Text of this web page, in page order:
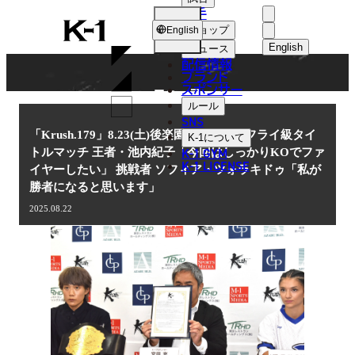
K-
1
English
한국어
中文（简体
ไทย
選手
ショップ
ニュース
配信情報
ブランド
スポンサー
ルール
SNS
K-1について
K-1 GYM
K-1 LICENSE
English
NEWS
ニュース
「Krush.179」8.23(土)後楽園 Krush女子フライ級タイ
トルマッチ 王者・池内紀子「今回はしっかりKOでファ
イヤーしたい」 挑戦者 ソフィア・ツォラキドゥ「私が
勝者になると思います」
2025.08.22